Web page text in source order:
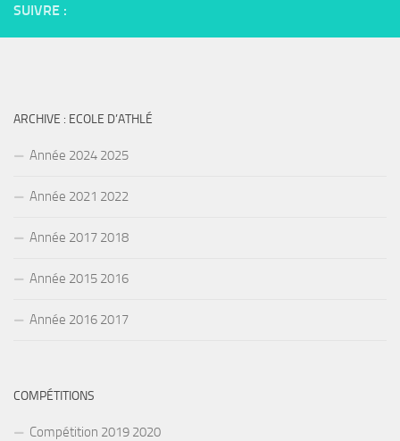
SUIVRE :
ARCHIVE : ECOLE D’ATHLÉ
Année 2024 2025
Année 2021 2022
Année 2017 2018
Année 2015 2016
Année 2016 2017
COMPÉTITIONS
Compétition 2019 2020